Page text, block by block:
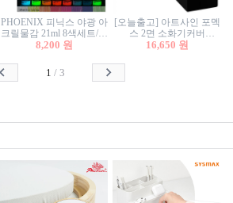
PHOENIX 피닉스 야광 아
크릴물감 21ml 8색세트/야
광물감
8,200 원
[오늘출고] 아트사인 포멕
스 2면 소화기커버
1470/1471/소화기커버/소
함/소화기거치대/소화기
16,650 원
1 / 3